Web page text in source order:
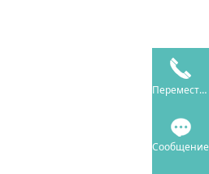
Переместить
Сообщение